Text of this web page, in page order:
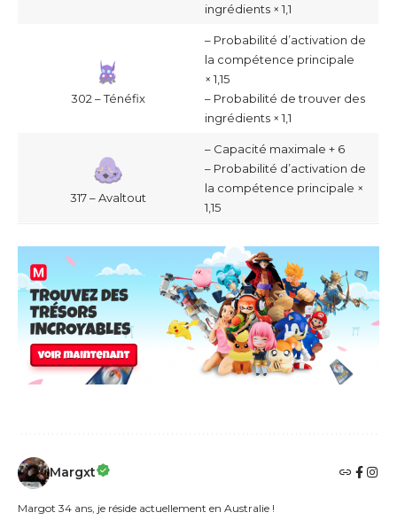
ingrédients × 1,1
302 – Ténéfix
– Probabilité d’activation de
la compétence principale
× 1,15
– Probabilité de trouver des
ingrédients × 1,1
317 – Avaltout
– Capacité maximale + 6
– Probabilité d’activation de
la compétence principale ×
1,15
Margxt
Margot 34 ans, je réside actuellement en Australie !